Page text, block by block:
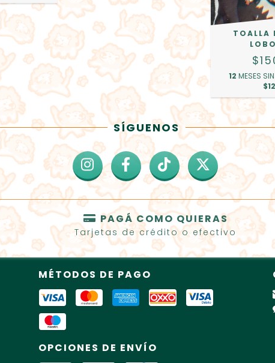
TOALLA
12 MESES
SÍGUENOS
PAGÁ COMO QUIERAS
Tarjetas de crédito o efectivo
MÉTODOS DE PAGO
OPCIONES DE ENVÍO